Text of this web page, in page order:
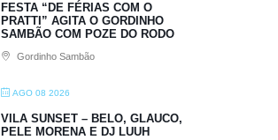
FESTA “DE FÉRIAS COM O
PRATTI” AGITA O GORDINHO
SAMBÃO COM POZE DO RODO
Gordinho Sambão
AGO 08 2026
VILA SUNSET – BELO, GLAUCO,
PELE MORENA E DJ LUUH